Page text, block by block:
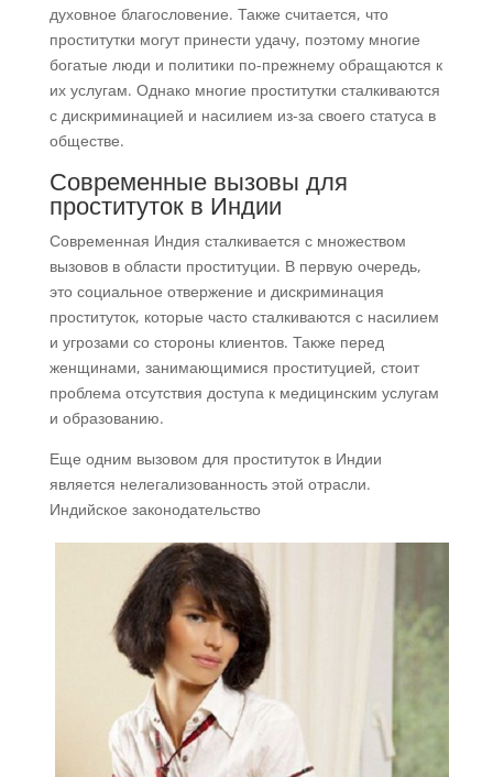
духовное благословение. Также считается, что
проститутки могут принести удачу, поэтому многие
богатые люди и политики по-прежнему обращаются к
их услугам. Однако многие проститутки сталкиваются
с дискриминацией и насилием из-за своего статуса в
обществе.
Современные вызовы для
проституток в Индии
Современная Индия сталкивается с множеством
вызовов в области проституции. В первую очередь,
это социальное отвержение и дискриминация
проституток, которые часто сталкиваются с насилием
и угрозами со стороны клиентов. Также перед
женщинами, занимающимися проституцией, стоит
проблема отсутствия доступа к медицинским услугам
и образованию.
Еще одним вызовом для проституток в Индии
является нелегализованность этой отрасли.
Индийское законодательство